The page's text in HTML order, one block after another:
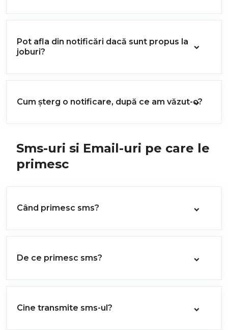
Pot afla din notificări dacă sunt propus la
joburi?
Cum șterg o notificare, după ce am văzut-o?
Sms-uri si Email-uri pe care le
primesc
Când primesc sms?
De ce primesc sms?
Cine transmite sms-ul?